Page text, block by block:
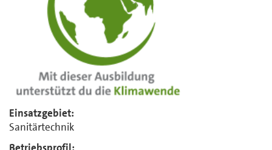
Einsatzgebiet:
Sanitärtechnik